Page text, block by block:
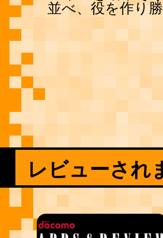
並べ、役を作り
レビューされ